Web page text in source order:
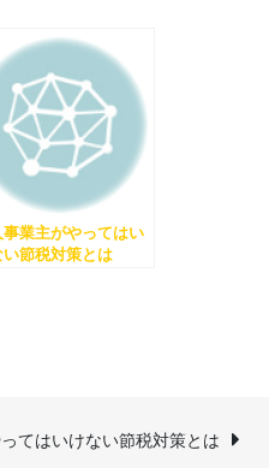
業主がやってはい
い節税対策とは
てはいけない節税対策とは